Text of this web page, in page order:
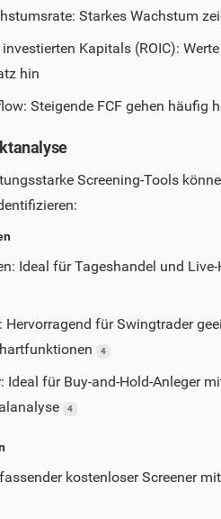
Starkes Wachstum
investierten Kapitals (ROIC):
hin
Steigende FCF gehen häufig
Screening-Tools
Ideal für Tageshandel und
Hervorragend für Swingtrader
4
Ideal für Buy-and-Hold-Anleger
4
kostenloser Screener